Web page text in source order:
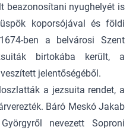
beazonosítani nyughelyét is
koporsójával és földi
ben a belvárosi Szent
birtokába került, a
jelentőségéből.
a jezsuita rendet, a
Báró Meskó Jakab
nevezett Soproni